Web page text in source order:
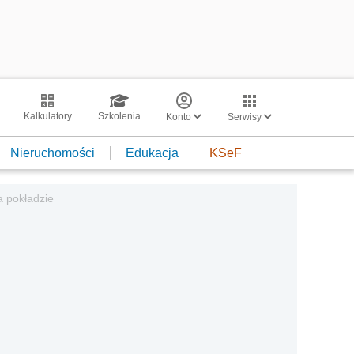
Kalkulatory Szkolenia Konto Serwisy
Nieruchomości Edukacja KSeF